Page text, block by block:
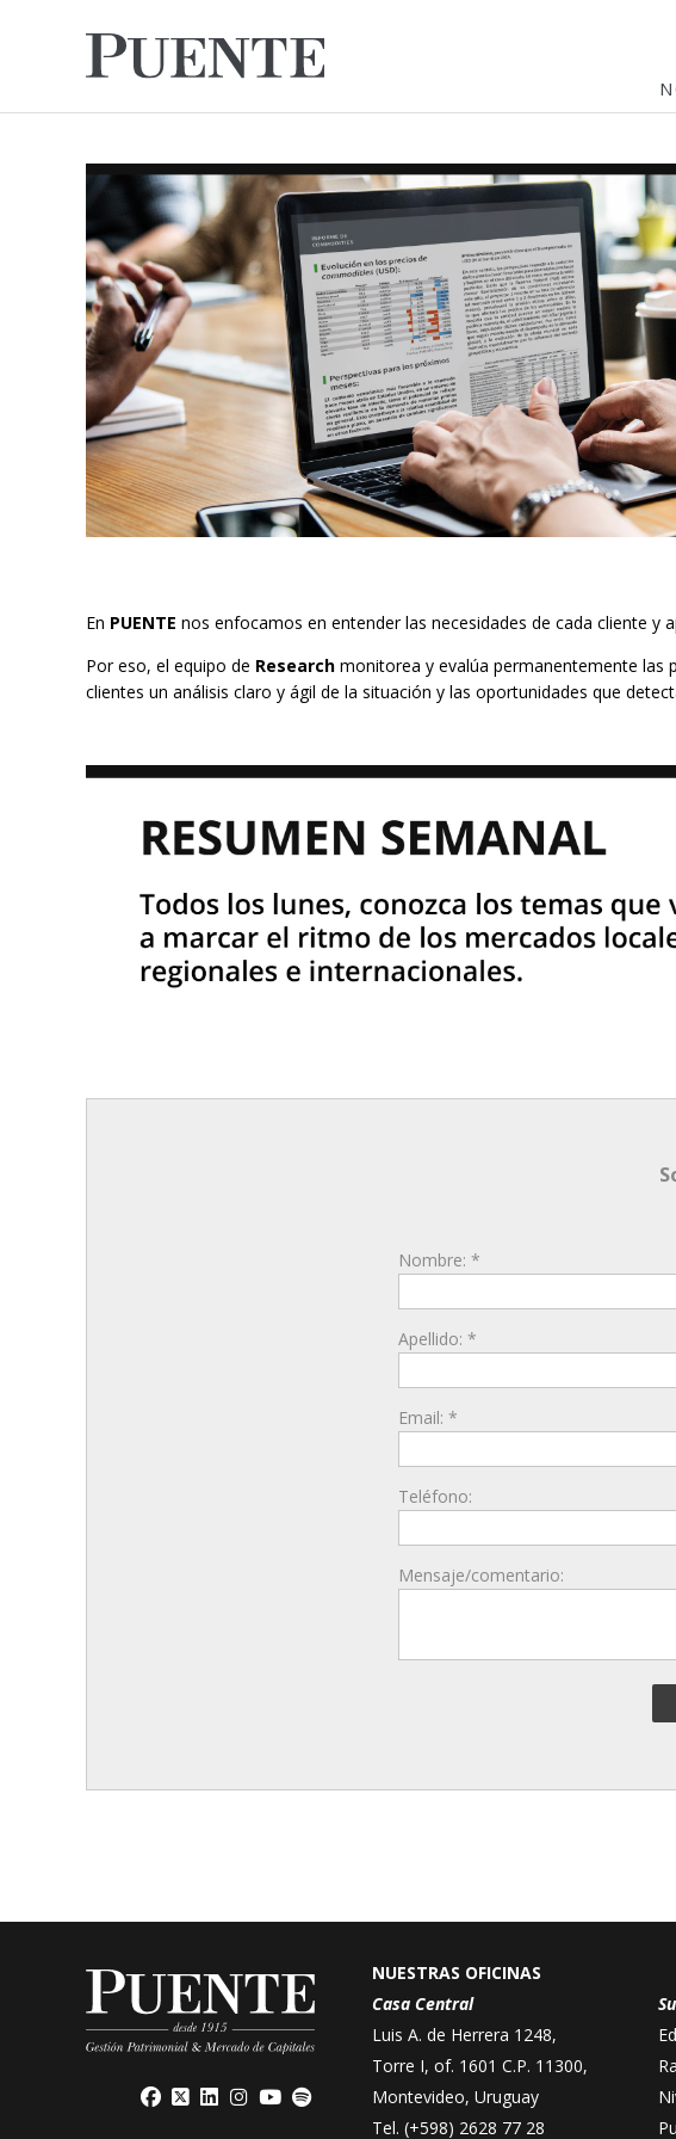
En PUENTE nos enfocamos en entender las necesidades de cada cliente
Por eso, el equipo de Research monitorea y evalúa permanentemente las
clientes un análisis claro y ágil de la situación y las oportunidades que
Nombre: *
Apellido: *
Email: *
Teléfono:
Mensaje/comentario:
NUESTRAS OFICINAS
Casa Central
Luis A. de Herrera 1248,
Torre I, of. 1601 C.P. 11300,
Montevideo, Uruguay
Tel. (+598) 2628 77 28